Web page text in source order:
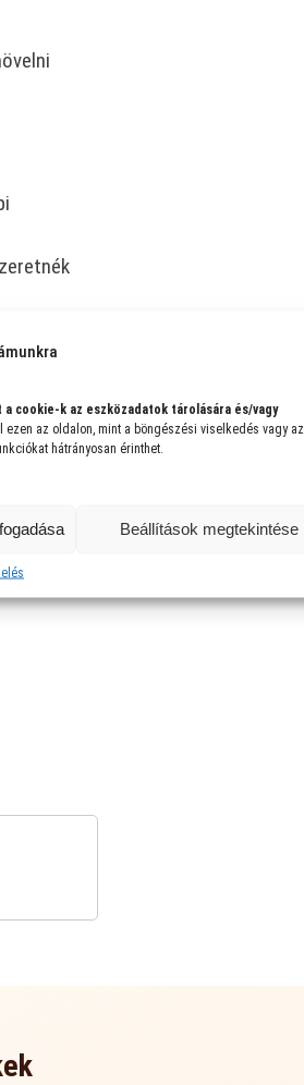
a cookie-k az eszközadatok tárolására és/vagy
az oldalon, mint a böngészési viselkedés vagy az
hátrányosan érinthet.
Beállítások megtekintése
kínálja.